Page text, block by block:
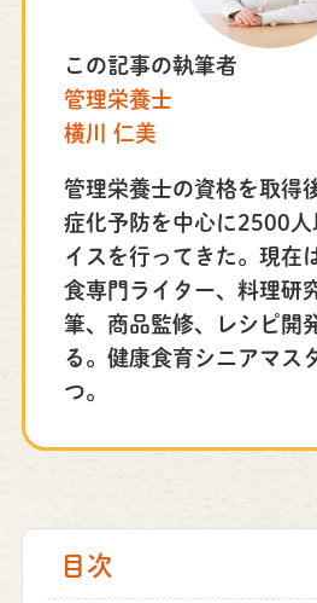
この記事の執筆者
管理栄養士
横川 仁美
管理栄養士の資格を取得
症化予防を中心に2500人
イスを行ってきた。現在
食専門ライター、料理研
筆、商品監修、レシピ開
る。健康食育シニアマス
つ。
目次